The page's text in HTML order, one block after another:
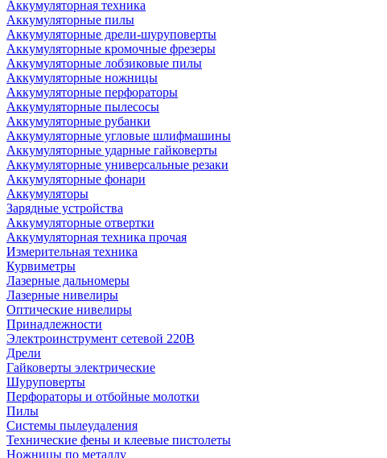
Аккумуляторная техника
Аккумуляторные пилы
Аккумуляторные дрели-шуруповерты
Аккумуляторные кромочные фрезеры
Аккумуляторные лобзиковые пилы
Аккумуляторные ножницы
Аккумуляторные перфораторы
Аккумуляторные пылесосы
Аккумуляторные рубанки
Аккумуляторные угловые шлифмашины
Аккумуляторные ударные гайковерты
Аккумуляторные универсальные резаки
Аккумуляторные фонари
Аккумуляторы
Зарядные устройства
Аккумуляторные отвертки
Аккумуляторная техника прочая
Измерительная техника
Курвиметры
Лазерные дальномеры
Лазерные нивелиры
Оптические нивелиры
Принадлежности
Электроинструмент сетевой 220В
Дрели
Гайковерты электрические
Шуруповерты
Перфораторы и отбойные молотки
Пилы
Системы пылеудаления
Технические фены и клеевые пистолеты
Ножницы по металлу